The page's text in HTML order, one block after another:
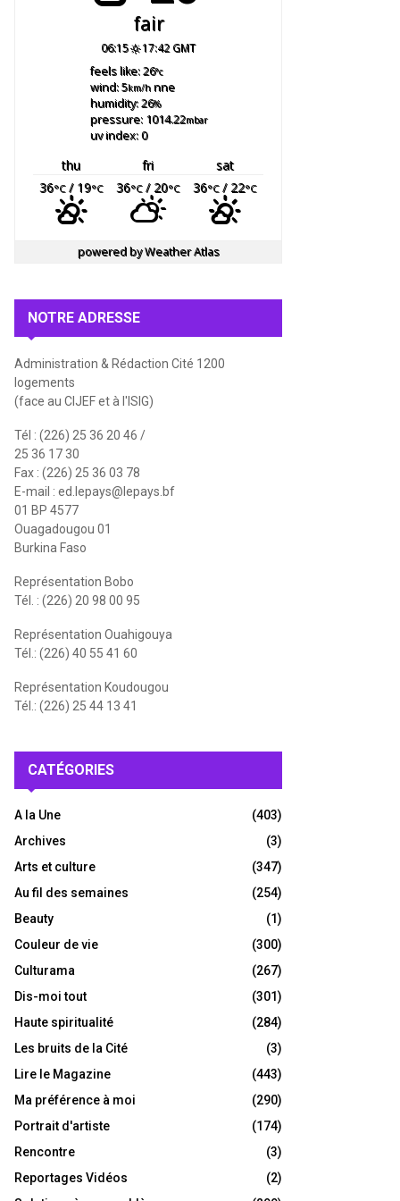
fair
06:15 17:42 GMT
feels like: 26°c
wind: 5km/hnne
humidity: 26%
pressure: 1014.22mbar
uv index: 0
thu fri
sat
36°C/ 19°C 36°C/ 20°C 36°C/ 22°C
powered byWeather Atlas
NOTRE ADRESSE
Administration & Rédaction Cité 1200
logements
(face au CIJEF et à l'ISIG)
Tél : (226) 25 36 20 46 /
25 36 17 30
Fax : (226) 25 36 03 78
E-mail : ed.lepays@lepays.bf
01 BP 4577
Ouagadougou 01
Burkina Faso
Représentation Bobo
Tél. : (226) 20 98 00 95
Représentation Ouahigouya
Tél.: (226) 40 55 41 60
Représentation Koudougou
Tél.: (226) 25 44 13 41
CATÉGORIES
A la Une
(403)
Archives
(3)
Arts et culture
(347)
Au fil des semaines
(254)
Beauty
(1)
Couleur de vie
(300)
Culturama
(267)
Dis-moi tout
(301)
Haute spiritualité
(284)
Les bruits de la Cité
(3)
Lire le Magazine
(443)
Ma préférence à moi
(290)
Portrait d'artiste
(174)
Rencontre
(3)
Reportages Vidéos
(2)